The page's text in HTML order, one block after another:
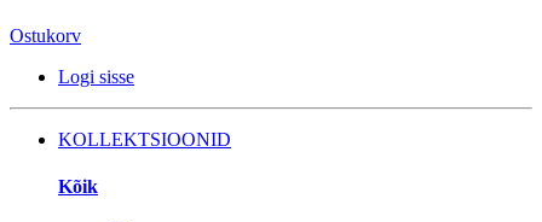
Ostukorv
Logi sisse
KOLLEKTSIOONID
Kõik